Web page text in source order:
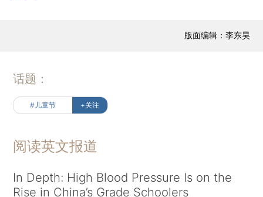
版面编辑：李东昊
话题：
#儿童节 +关注
阅读英文报道
In Depth: High Blood Pressure Is on the
Rise in China’s Grade Schoolers